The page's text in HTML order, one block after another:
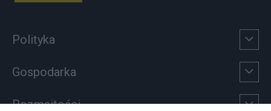
Polityka
Gospodarka
Rozmaitości